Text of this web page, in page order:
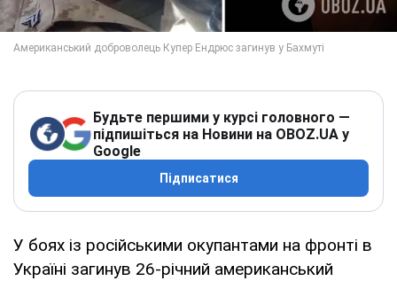
Будьте першими у курсі головного —
підпишіться на Новини на OBOZ.UA у
Google
Підписатися
У боях із російськими окупантами на фронті в
Україні загинув 26-річний американський